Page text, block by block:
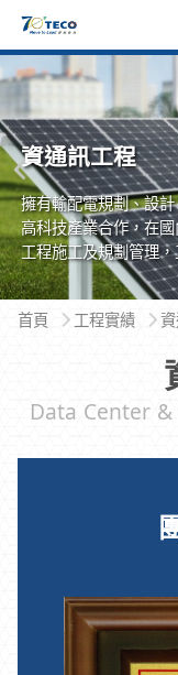
資通訊工程
擁有輸配電規劃、設
高科技產業合作，在
工程施工及規劃管理
空調等。
首頁 工程實績
Data Center